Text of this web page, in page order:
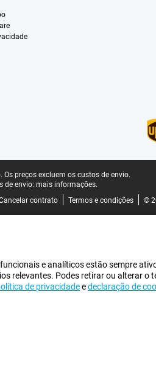
Os preços excluem os custos de envio.
de envio: mais informações.
contrato Termos e condições ©
e analíticos estão sempre
relevantes. Podes retirar ou alterar o
de privacidadeedeclaração de